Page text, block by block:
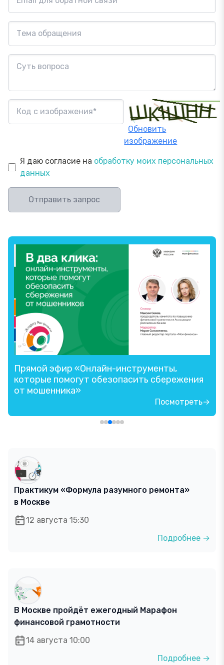
Обновить
изображение
Я даю согласие на обработку моих персональных
данных
Отправить запрос
Прямой эфир «Онлайн-инструменты,
которые помогут обезопасить сбережения
от мошенника»
Посмотреть→
Практикум «Формула разумного ремонта»
в Москве
12 августа 15:30
Подробнее →
В Москве пройдёт ежегодный Марафон
финансовой грамотности
14 августа 10:00
Подробнее →